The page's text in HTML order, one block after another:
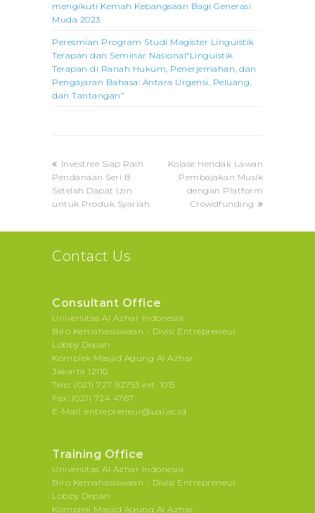
mengikuti Kemah Kebangsaan Bagi Generasi
Muda 2023
Peresmian Program Studi Magister Linguistik
Terapan dan Seminar Nasional“Linguistik
Terapan di Ranah Hukum, Penerjemahan, dan
Pengajaran Bahasa: Antara Urgensi, Peluang,
dan Tantangan”
previous
post:
Investree Siap Raih
Pendanaan Seri B
Setelah Dapat Izin
untuk Produk Syariah
next
post:
Kolase Hendak Lawan
Pembajakan Musik
dengan Platform
Crowdfunding
Contact Us
Consultant Office
Universitas Al Azhar Indonesia
Biro Kemahasiswaan - Divisi Entrepreneur
Lobby Depan
Komplek Masjid Agung Al Azhar
Jakarta 12110
Telp: (021) 727 92753 ext. 1015
Fax: (021) 724 4767
E-Mail: entrepreneur@uai.ac.id
Training Office
Universitas Al Azhar Indonesia
Biro Kemahasiswaan - Divisi Entrepreneur
Lobby Depan
Komplek Masjid Agung Al Azhar